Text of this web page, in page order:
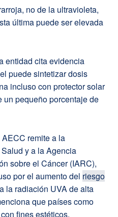
no de la ultravioleta,
última puede ser elevada
entidad cita evidencia
puede sintetizar dosis
incluso con protector solar
un pequeño porcentaje de
remite a la
y a la Agencia
sobre el Cáncer (IARC),
por el aumento del riesgo
la radiación UVA de alta
que países como
fines estéticos.